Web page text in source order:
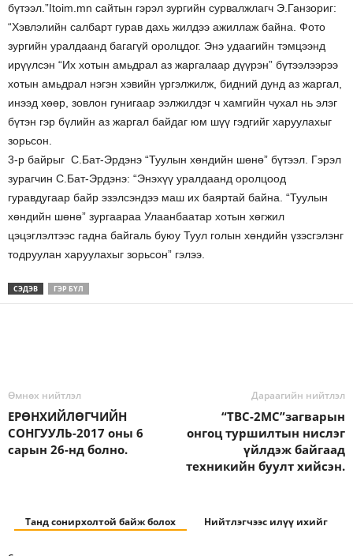
бүтээл.”Itoim.mn сайтын гэрэл зургийн сурвалжлагч Э.Ганзориг:
“Хэвлэлийн салбарт гурав дахь жилдээ ажиллаж байна. Фото
зургийн уралдаанд багагүй оролцдог. Энэ удаагийн тэмцээнд
ирүүлсэн “Их хотын амьдрал аз жаргалаар дүүрэн” бүтээлээрээ
хотын амьдрал нэгэн хэвийн үргэлжилж, бидний дунд аз жаргал,
инээд хөөр, зовлон гунигаар ээлжилдэг ч хамгийн чухал нь элэг
бүтэн гэр бүлийн аз жаргал байдаг юм шүү гэдгийг харуулахыг
зорьсон.
3-р байрыг С.Бат-Эрдэнэ “Туулын хөндийн шөнө” бүтээл. Гэрэл
зурагчин С.Бат-Эрдэнэ: “Энэхүү уралдаанд оролцоод
гуравдугаар байр эзэлсэндээ маш их баяртай байна. “Туулын
хөндийн шөнө” зургаараа Улаанбаатар хотын хөгжил
цэцэглэлтээс гадна байгаль буюу Туул голын хөндийн үзэсгэлэнг
тодруулан харуулахыг зорьсон” гэлээ.
СЭДЭВ ГЭР БҮЛ
Өмнөх нийтлэл
ЕРӨНХИЙЛӨГЧИЙН
СОНГУУЛЬ-2017 оны 6
сарын 26-нд болно.
Дараагийн нийтлэл
“ТВС-2МС”загварын
онгоц туршилтын нислэг
үйлдэж байгаад
техникийн буулт хийсэн.
Танд сонирхолтой байж болох Нийтлэгчээс илүү ихийг